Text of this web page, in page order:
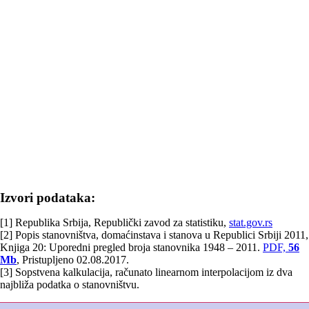
Izvori podataka:
[1] Republika Srbija, Republički zavod za statistiku, stat.gov.rs
[2] Popis stanovništva, domaćinstava i stanova u Republici Srbiji 2011,
Knjiga 20: Uporedni pregled broja stanovnika 1948 – 2011. PDF, 56
Mb, Pristupljeno 02.08.2017.
[3] Sopstvena kalkulacija, računato linearnom interpolacijom iz dva
najbliža podatka o stanovništvu.